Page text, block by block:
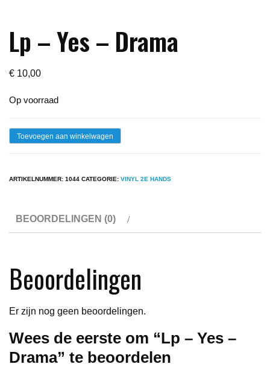
Lp – Yes – Drama
€ 10,00
Op voorraad
Lp
aantal
Toevoegen aan winkelwagen
ARTIKELNUMMER: 1044 CATEGORIE: VINYL 2E HANDS
BEOORDELINGEN (0)
Beoordelingen
Er zijn nog geen beoordelingen.
Wees de eerste om “Lp – Yes –
Drama” te beoordelen